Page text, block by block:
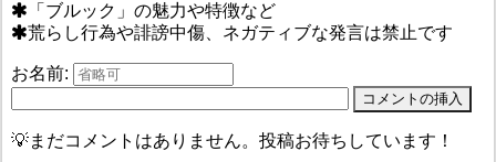
「ブルック」の魅力や特徴など
荒らし行為や誹謗中傷、ネガティブな発言は禁止です
お名前:
💡まだコメントはありません。投稿お待ちしています！